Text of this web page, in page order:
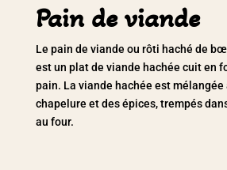
Pain de viande
Le pain de viande ou rôti haché de
est un plat de viande hachée cuit en
pain. La viande hachée est mélangée
chapelure et des épices, trempés
au four.